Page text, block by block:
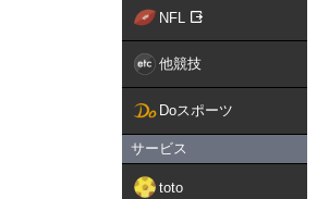
NFL
他競技
Doスポーツ
サービス
toto